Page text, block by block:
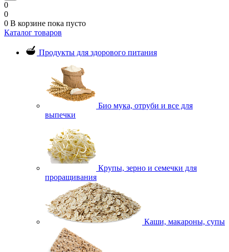
0
0
0 В корзине пока пусто
Каталог товаров
Продукты для здорового питания
Био мука, отруби и все для
выпечки
Крупы, зерно и семечки для
проращивания
Каши, макароны, супы